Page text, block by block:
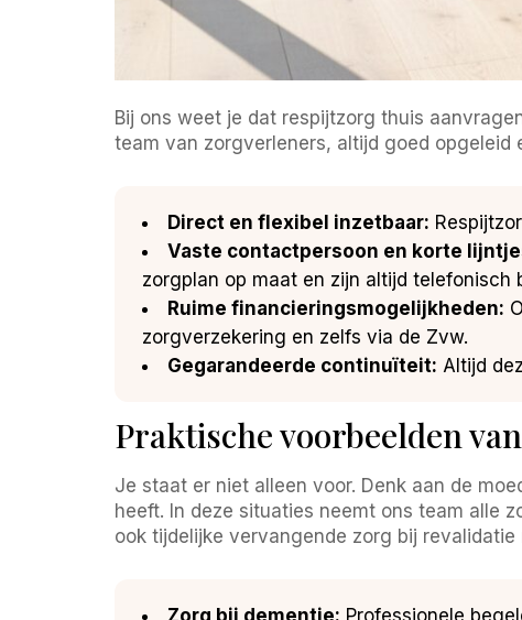
Bij ons weet je dat respijtzorg thuis
team van zorgverleners, altijd goed opgeleid
Direct en flexibel inzetbaar:
Vaste contactpersoon en korte
zorgplan op maat en zijn altijd telefonisch
Ruime financieringsmogelijkheden:
zorgverzekering en zelfs via de Zvw.
Gegarandeerde continuïteit: Altijd
Praktische voorbeelden
Je staat er niet alleen voor. Denk aan de
heeft. In deze situaties neemt ons team alle
ook tijdelijke vervangende zorg bij
Zorg bij dementie: Professionele